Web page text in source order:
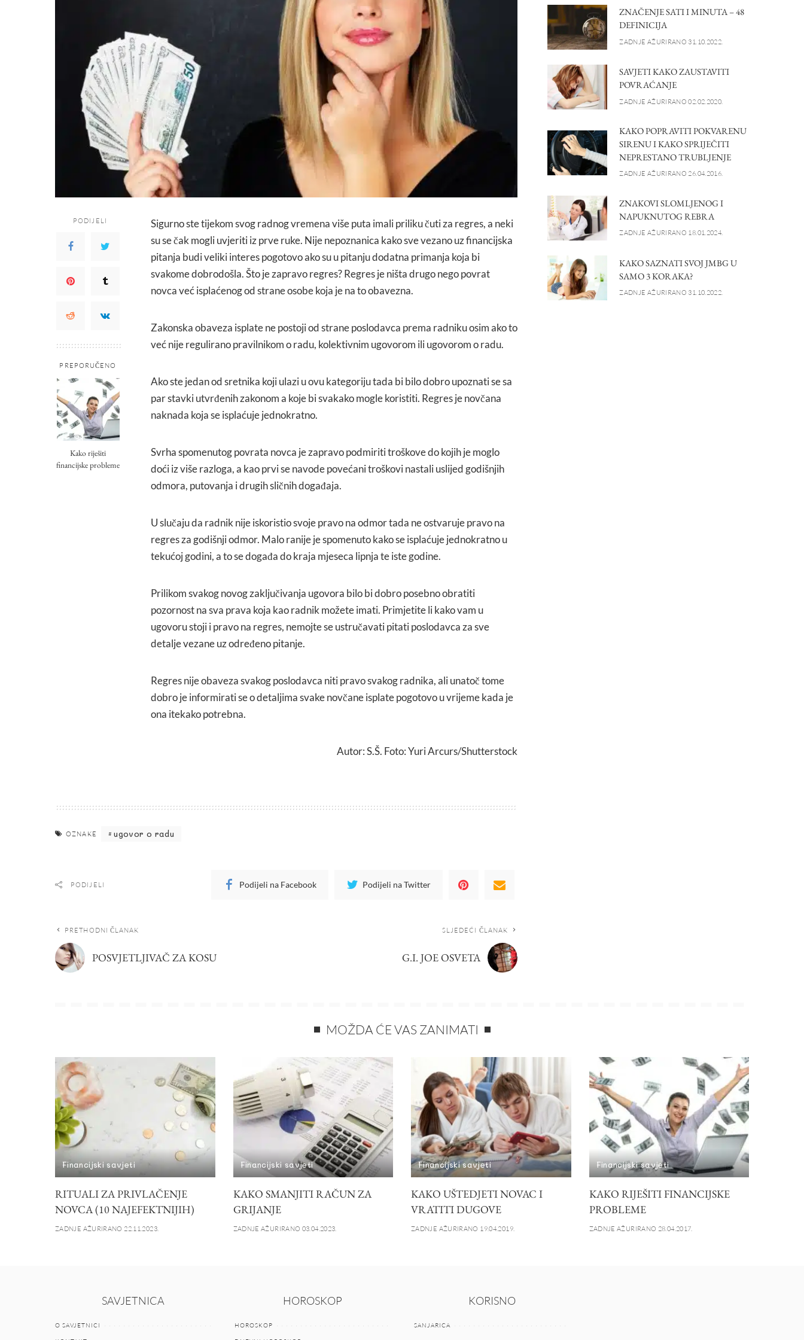
PODIJELI
PREPORUČENO
Kako riješiti
financijske probleme
Sigurno ste tijekom svog radnog vremena više puta imali priliku čuti za regres, a neki
su se čak mogli uvjeriti iz prve ruke. Nije nepoznanica kako sve vezano uz financijska
pitanja budi veliki interes pogotovo ako su u pitanju dodatna primanja koja bi
svakome dobrodošla. Što je zapravo regres? Regres je ništa drugo nego povrat
novca već isplaćenog od strane osobe koja je na to obavezna.
Zakonska obaveza isplate ne postoji od strane poslodavca prema radniku osim ako to
već nije regulirano pravilnikom o radu, kolektivnim ugovorom ili ugovorom o radu.
Ako ste jedan od sretnika koji ulazi u ovu kategoriju tada bi bilo dobro upoznati se sa
par stavki utvrđenih zakonom a koje bi svakako mogle koristiti. Regres je novčana
naknada koja se isplaćuje jednokratno.
Svrha spomenutog povrata novca je zapravo podmiriti troškove do kojih je moglo
doći iz više razloga, a kao prvi se navode povećani troškovi nastali uslijed godišnjih
odmora, putovanja i drugih sličnih događaja.
U slučaju da radnik nije iskoristio svoje pravo na odmor tada ne ostvaruje pravo na
regres za godišnji odmor. Malo ranije je spomenuto kako se isplaćuje jednokratno u
tekućoj godini, a to se događa do kraja mjeseca lipnja te iste godine.
Prilikom svakog novog zaključivanja ugovora bilo bi dobro posebno obratiti
pozornost na sva prava koja kao radnik možete imati. Primjetite li kako vam u
ugovoru stoji i pravo na regres, nemojte se ustručavati pitati poslodavca za sve
detalje vezane uz određeno pitanje.
Regres nije obaveza svakog poslodavca niti pravo svakog radnika, ali unatoč tome
dobro je informirati se o detaljima svake novčane isplate pogotovo u vrijeme kada je
ona itekako potrebna.
Autor: S.Š. Foto: Yuri Arcurs/Shutterstock
OZNAKE ugovor o radu
PODIJELI Podijeli na Facebook Podijeli na Twitter
PRETHODNI ČLANAK
POSVJETLJIVAČ ZA KOSU
SLJEDEĆI ČLANAK
G.I. JOE OSVETA
ZNAČENJE SATI I MINUTA – 48
DEFINICIJA
ZADNJE AŽURIRANO 31.10.2022.
SAVJETI KAKO ZAUSTAVITI
POVRAĆANJE
ZADNJE AŽURIRANO 02.02.2020.
KAKO POPRAVITI POKVARENU
SIRENU I KAKO SPRIJEČITI
NEPRESTANO TRUBLJENJE
ZADNJE AŽURIRANO 26.04.2016.
ZNAKOVI SLOMLJENOG I
NAPUKNUTOG REBRA
ZADNJE AŽURIRANO 18.01.2024.
KAKO SAZNATI SVOJ JMBG U
SAMO 3 KORAKA?
ZADNJE AŽURIRANO 31.10.2022.
MOŽDA ĆE VAS ZANIMATI
Financijski savjeti
RITUALI ZA PRIVLAČENJE
NOVCA (10 NAJEFEKTNIJIH)
ZADNJE AŽURIRANO 22.11.2023.
Financijski savjeti
KAKO SMANJITI RAČUN ZA
GRIJANJE
ZADNJE AŽURIRANO 03.04.2023.
Financijski savjeti
KAKO UŠTEDJETI NOVAC I
VRATITI DUGOVE
ZADNJE AŽURIRANO 19.04.2019.
Financijski savjeti
KAKO RIJEŠITI FINANCIJSKE
PROBLEME
ZADNJE AŽURIRANO 28.04.2017.
SAVJETNICA
O SAVJETNICI
HOROSKOP
HOROSKOP
KORISNO
SANJARICA